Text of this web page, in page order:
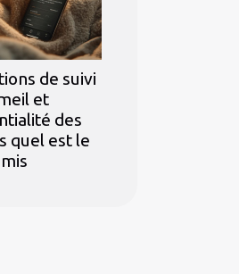
de suivi
et
des
quel est le